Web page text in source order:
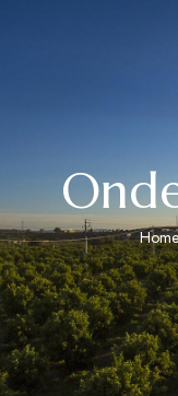
Home